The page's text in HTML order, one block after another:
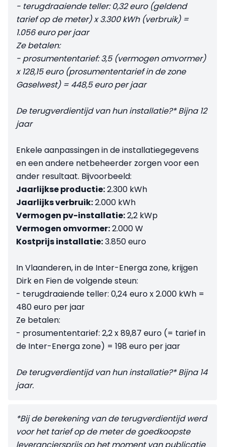
- terugdraaiende teller: 0,32 euro (geldend
tarief op de meter) x 3.300 kWh (verbruik) =
1.056 euro per jaar
Ze betalen:
- prosumententarief: 3,5 (vermogen omvormer)
x 128,15 euro (prosumententarief in de zone
Gaselwest) = 448,5 euro per jaar
De terugverdientijd van hun installatie?* Bijna 12
jaar
Enkele aanpassingen in de installatiegegevens
en een andere netbeheerder zorgen voor een
ander resultaat. Bijvoorbeeld:
Jaarlijkse productie:2.300 kWh
Jaarlijks verbruik:2.000 kWh
Vermogen pv-installatie:2,2 kWp
Vermogen omvormer:2.000 W
Kostprijs installatie:3.850 euro
In Vlaanderen, in de Inter-Energa zone, krijgen
Dirk en Fien de volgende steun:
- terugdraaiende teller: 0,24 euro x 2.000 kWh =
480 euro per jaar
Ze betalen:
- prosumententarief: 2,2 x 89,87 euro (= tarief in
de Inter-Energa zone) = 198 euro per jaar
De terugverdientijd van huninstallatie?* Bijna 14
jaar.
*Bij de berekening van de terugverdientijd werd
voor het tarief op de meter de goedkoopste